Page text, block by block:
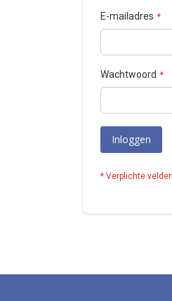
E-mailadres
Wachtwoord
Inloggen